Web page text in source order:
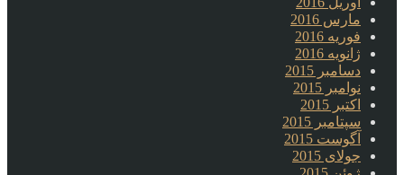
مارس 2016
فوریه 2016
ژانویه 2016
دسامبر 2015
نوامبر 2015
اکتبر 2015
سپتامبر 2015
آگوست 2015
جولای 2015